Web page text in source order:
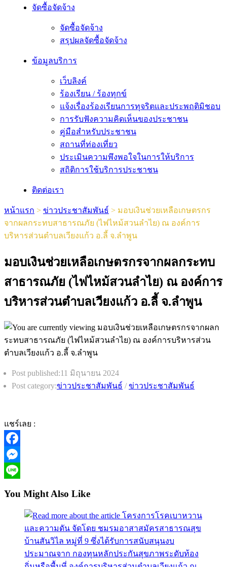
จัดซื้อจัดจ้าง
จัดซื้อจัดจ้าง
สรุปผลจัดซื้อจัดจ้าง
ข้อมูลบริการ
เว็บลิงค์
ร้องเรียน / ร้องทุกข์
แจ้งเรื่องร้องเรียนการทุจริตและประพฤติมิชอบ
การรับฟังความคิดเห็นของประชาชน
คู่มือสำหรับประชาชน
สถานที่ท่องเที่ยว
ประเมินความพึงพอใจในการให้บริการ
สถิติการใช้บริการประชาชน
ติดต่อเรา
หน้าแรก > ข่าวประชาสัมพันธ์ > มอบเงินช่วยเหลือเกษตรกร
จากผลกระทบสาธารณภัย (ไฟไหม้สวนลำไย) ณ องค์การ
บริหารส่วนตำบลเวียงแก้ว อ.ลี้ จ.ลำพูน
มอบเงินช่วยเหลือเกษตรกรจากผลกระทบ
สาธารณภัย (ไฟไหม้สวนลำไย) ณ องค์การ
บริหารส่วนตำบลเวียงแก้ว อ.ลี้ จ.ลำพูน
Post published:11 มิถุนายน 2024
Post category:ข่าวประชาสัมพันธ์ / ข่าวประชาสัมพันธ์
แชร์เลย :
Facebook
Messenger
You Might Also Like